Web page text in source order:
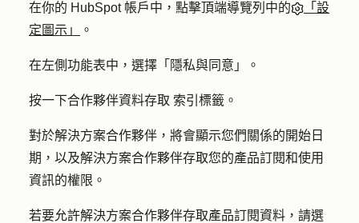
在你的 HubSpot 帳戶中，點擊頂端導覽列中的
「設
定圖示」
。
在左側功能表中，選擇「 隱私與同意」 。
按一下合作夥伴資料存取 索引標籤。
對於解決方案合作夥伴，將會顯示您們關係的開始日
期，以及解決方案合作夥伴存取您的產品訂閱和使用
資訊的權限。
若要允許解決方案合作夥伴存取產品訂閱資料，請選